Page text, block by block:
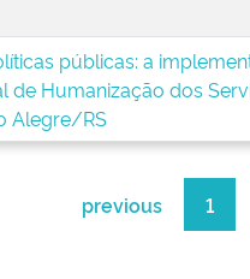
públicas: a
de Humanização dos
Alegre/RS
previous 1